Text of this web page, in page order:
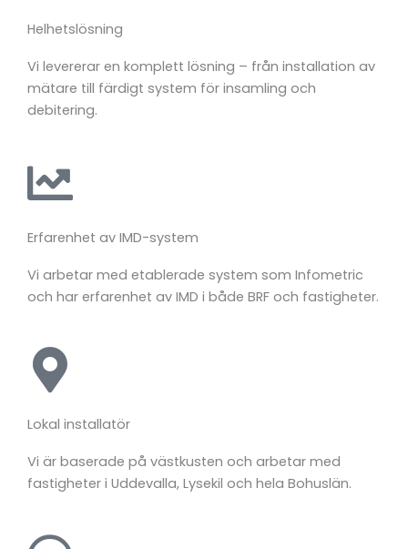
Helhetslösning
Vi levererar en komplett lösning – från installation av
mätare till färdigt system för insamling och
debitering.
Erfarenhet av IMD-system
Vi arbetar med etablerade system som Infometric
och har erfarenhet av IMD i både BRF och fastigheter.
Lokal installatör
Vi är baserade på västkusten och arbetar med
fastigheter i Uddevalla, Lysekil och hela Bohuslän.